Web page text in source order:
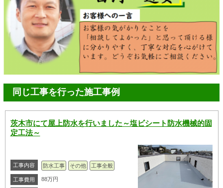
同じ工事を行った施工事例
茨木市にて屋上防水を行いました～塩ビシート防水機械的固
定工法～
工事内容 防水工事 その他 工事全般
工事費用 88万円